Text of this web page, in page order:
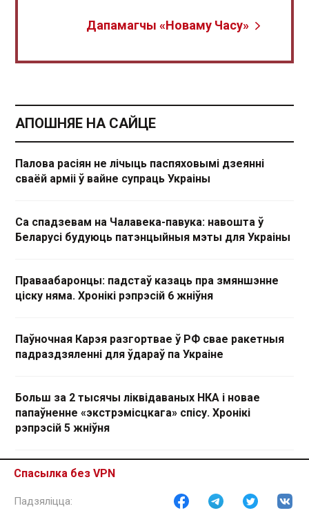
Спасылка без VPN
Дапамагчы «Новаму Часу»
АПОШНЯЕ НА САЙЦЕ
Палова расіян не лічыць паспяховымі дзеянні
сваёй арміі ў вайне супраць Украіны
Са спадзевам на Чалавека-павука: навошта ў
Беларусі будуюць патэнцыйныя мэты для Украіны
Праваабаронцы: падстаў казаць пра змяншэнне
ціску няма. Хронікі рэпрэсій 6 жніўня
Паўночная Карэя разгортвае ў РФ свае ракетныя
падраздзяленні для ўдараў па Украіне
Больш за 2 тысячы ліквідаваных НКА і новае
папаўненне «экстрэмісцкага» спісу. Хронікі
рэпрэсій 5 жніўня
Еўрапейская супрацьбалістычная сістэма можа